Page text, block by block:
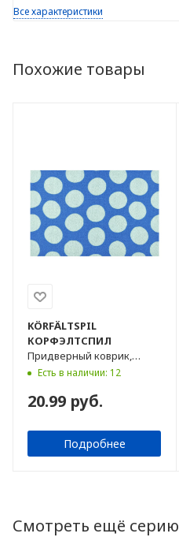
Все характеристики
Похожие товары
KÖRFÄLTSPIL
КОРФЭЛТСПИЛ
Придверный коврик,
синий/зеленый, 40х60 см
Есть в наличии: 12
20.99 руб.
Подробнее
Смотреть ещё серию